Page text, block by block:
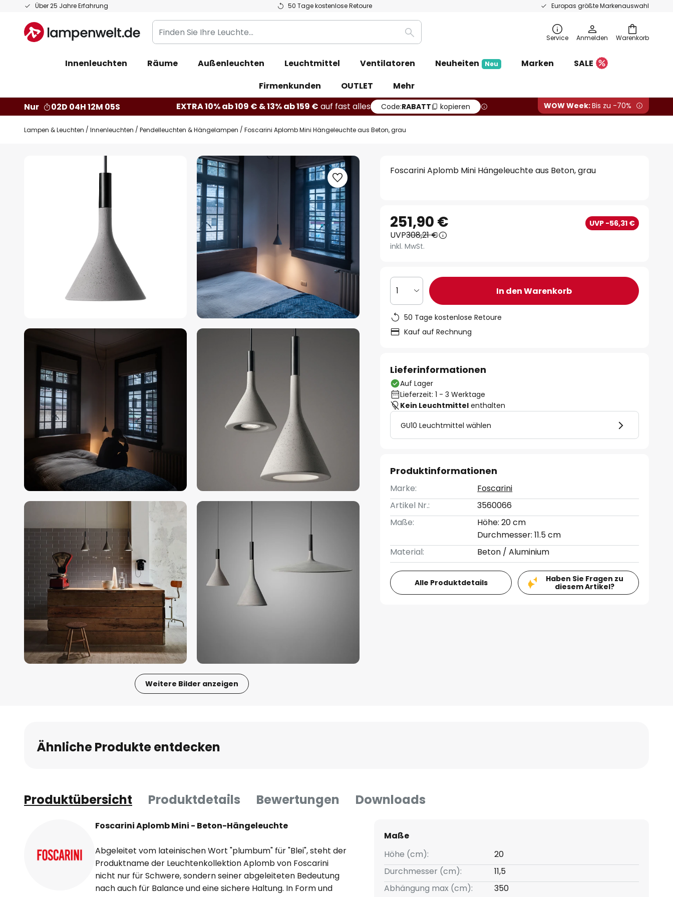
Über 25 Jahre Erfahrung 50 Tage kostenlose Retoure Europas größte Markenauswahl
Zum
springen
Warenkorb
Finden
Sie
Leuchte...
Suche Service Anmelden
Innenleuchten Räume Außenleuchten Leuchtmittel Ventilatoren Neuheiten Neu Marken
SALE
Firmenkunden
OUTLET
Mehr
Nur
02D 04H 12M 04S EXTRA 10% ab 109 € & 13% ab 159 € auf fast alles Code:RABATT kopieren WOW Week:Bis zu -70%
Lampen & Leuchten Innenleuchten Pendelleuchten & Hängelampen Foscarini Aplomb Mini Hängeleuchte aus Beton, grau
Weitere Bilder anzeigen
Bildgalerie
springen
Foscarini Aplomb Mini Hängeleuchte aus Beton, grau
251,90 € UVP -56,31 €
UVP308,21 €
inkl. MwSt.
1 In den Warenkorb
50 Tage kostenlose Retoure
Kauf auf Rechnung
Lieferinformationen
Auf Lager
Lieferzeit: 1 - 3 Werktage
Kein Leuchtmittel enthalten
GU10 Leuchtmittel wählen
Produktinformationen
Marke:
Foscarini
Artikel Nr.:
3560066
Maße:
Höhe: 20 cm
Durchmesser: 11.5 cm
Material:
Beton / Aluminium
Alle Produktdetails
Haben Sie Fragen zu
diesem Artikel?
Ähnliche Produkte entdecken
Produktübersicht Produktdetails Bewertungen Downloads
Foscarini Aplomb Mini - Beton-Hängeleuchte
Abgeleitet vom lateinischen Wort "plumbum" für "Blei", steht der
Produktname der Leuchtenkollektion Aplomb von Foscarini
nicht nur für Schwere, sondern seiner abgeleiteten Bedeutung
nach auch für Balance und eine sichere Haltung. In Form und
Maße
Höhe (cm):
20
Durchmesser (cm):
11,5
Abhängung max (cm):
350